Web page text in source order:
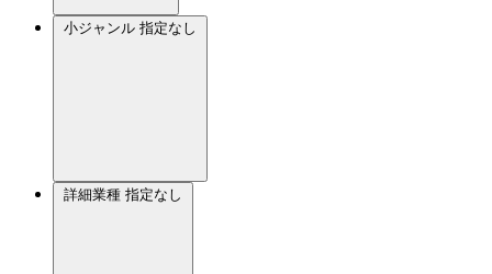
小ジャンル 指定なし
詳細業種 指定なし